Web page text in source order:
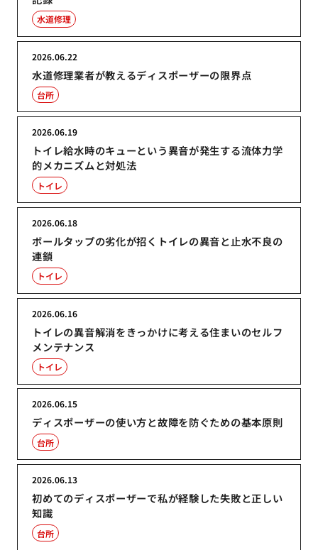
水道修理
水道修理業者が教えるディスポーザーの限界点
2026.06.22
台所
トイレ給水時のキューという異音が発生する流体力学
的メカニズムと対処法
2026.06.19
トイレ
ボールタップの劣化が招くトイレの異音と止水不良の
連鎖
2026.06.18
トイレ
トイレの異音解消をきっかけに考える住まいのセルフ
メンテナンス
2026.06.16
トイレ
ディスポーザーの使い方と故障を防ぐための基本原則
2026.06.15
台所
初めてのディスポーザーで私が経験した失敗と正しい
知識
2026.06.13
台所